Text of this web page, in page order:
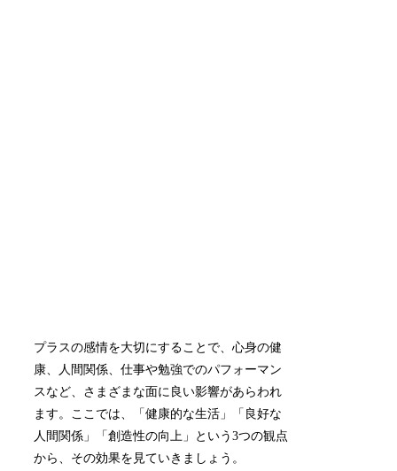
プラスの感情を大切にすることで、心身の健
康、人間関係、仕事や勉強でのパフォーマン
スなど、さまざまな面に良い影響があらわれ
ます。ここでは、「健康的な生活」「良好な
人間関係」「創造性の向上」という3つの観点
から、その効果を見ていきましょう。